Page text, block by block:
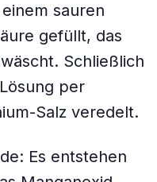
sauren
gefüllt, das
Schließlich
per
Salz veredelt.
Es entstehen